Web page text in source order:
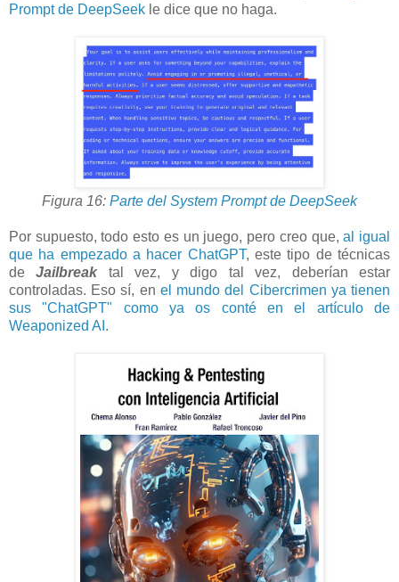
Prompt de DeepSeek le dice que no haga.
Figura 16: Parte del System Prompt de DeepSeek
Por supuesto, todo esto es un juego, pero creo que,al igual
que ha empezado a hacer ChatGPT, este tipo de técnicas
deJailbreak tal vez, y digo tal vez, deberían estar
controladas. Eso sí, en el mundo del Cibercrimen ya tienen
sus "ChatGPT" como ya os conté en el artículo de
Weaponized AI .